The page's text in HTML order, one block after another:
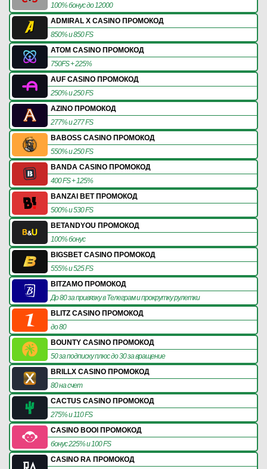
100% бонус до 12000
ADMIRAL X CASINO ПРОМОКОД
850% и 850 FS
ATOM CASINO ПРОМОКОД
750FS + 225%
AUF CASINO ПРОМОКОД
250% и 250 FS
AZINO ПРОМОКОД
277% и 277 FS
BABOSS CASINO ПРОМОКОД
550% и 250 FS
BANDA CASINO ПРОМОКОД
400 FS + 125%
BANZAI BET ПРОМОКОД
500% и 530 FS
BETANDYOU ПРОМОКОД
100% бонус
BIGSBET CASINO ПРОМОКОД
555% и 525 FS
BITZAMO ПРОМОКОД
До 80 за привязку в Телеграм и прокрутку рулетки
BLITZ CASINO ПРОМОКОД
до 80
BOUNTY CASINO ПРОМОКОД
50 за подписку плюс до 30 за вращение
BRILLX CASINO ПРОМОКОД
80 на счет
CACTUS CASINO ПРОМОКОД
275% и 110 FS
CASINO BOOI ПРОМОКОД
бонус 225% и 100 FS
CASINO RA ПРОМОКОД